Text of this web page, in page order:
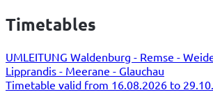
Timetables
UMLEITUNG Waldenburg - Remse -
Lipprandis - Meerane - Glauchau
Timetable valid from 16.08.2026 to